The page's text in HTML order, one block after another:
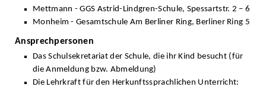
Mettmann - GGS Astrid-Lindgren-Schule, Spessartstr. 2 – 6
Monheim - Gesamtschule Am Berliner Ring, Berliner Ring 5
Ansprechpersonen
Das Schulsekretariat der Schule, die ihr Kind besucht (für
die Anmeldung bzw. Abmeldung)
Die Lehrkraft für den Herkunftssprachlichen Unterricht: